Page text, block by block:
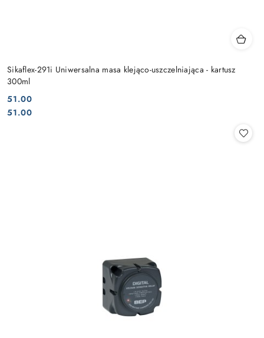
Sikaflex-291i Uniwersalna masa klejąco-uszczelniająca - kartusz
300ml
Cena:
51.00
Cena:
51.00